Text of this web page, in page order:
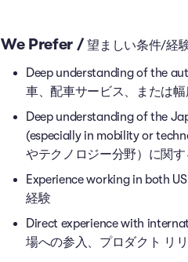
We Prefer /望ましい条件/経
Deep understanding of the
車、配車サービス、または
Deep understanding of the
(especially in mobility or
やテクノロジー分野）に関
Experience working in both
経験
Direct experience with
場への参入、プロダクト リ